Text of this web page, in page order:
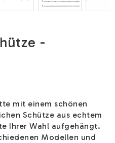
-
mit einem schönen
Schütze aus echtem
Ihrer Wahl aufgehängt.
Modellen und